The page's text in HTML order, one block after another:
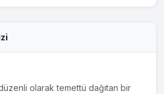
olarak temettü dağıtan bir